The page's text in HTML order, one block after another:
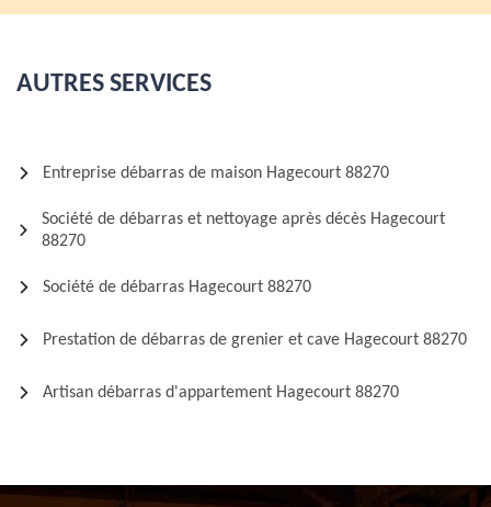
AUTRES SERVICES
Entreprise débarras de maison Hagecourt 88270
Société de débarras et nettoyage après décès Hagecourt
88270
Société de débarras Hagecourt 88270
Prestation de débarras de grenier et cave Hagecourt 88270
Artisan débarras d'appartement Hagecourt 88270